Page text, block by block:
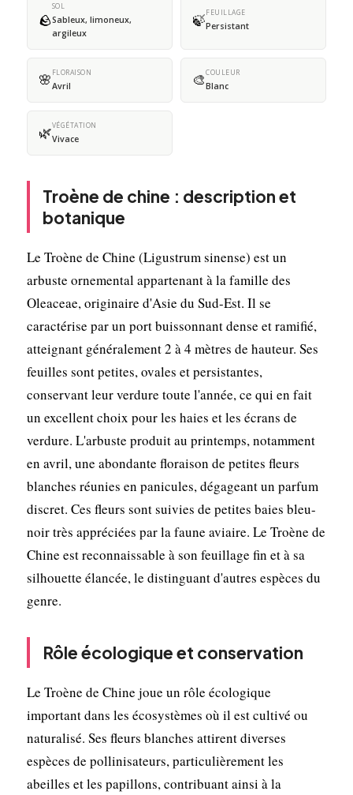
🪨
SOL
Sableux, limoneux,
argileux
🍃FEUILLAGE
Persistant
🌸 FLORAISON
Avril 🎨COULEUR
Blanc
🌿VÉGÉTATION
Vivace
Troène de chine : description et
botanique
Le Troène de Chine (Ligustrum sinense) est un
arbuste ornemental appartenant à la famille des
Oleaceae, originaire d'Asie du Sud-Est. Il se
caractérise par un port buissonnant dense et ramifié,
atteignant généralement 2 à 4 mètres de hauteur. Ses
feuilles sont petites, ovales et persistantes,
conservant leur verdure toute l'année, ce qui en fait
un excellent choix pour les haies et les écrans de
verdure. L'arbuste produit au printemps, notamment
en avril, une abondante floraison de petites fleurs
blanches réunies en panicules, dégageant un parfum
discret. Ces fleurs sont suivies de petites baies bleu-
noir très appréciées par la faune aviaire. Le Troène de
Chine est reconnaissable à son feuillage fin et à sa
silhouette élancée, le distinguant d'autres espèces du
genre.
Rôle écologique et conservation
Le Troène de Chine joue un rôle écologique
important dans les écosystèmes où il est cultivé ou
naturalisé. Ses fleurs blanches attirent diverses
espèces de pollinisateurs, particulièrement les
abeilles et les papillons, contribuant ainsi à la